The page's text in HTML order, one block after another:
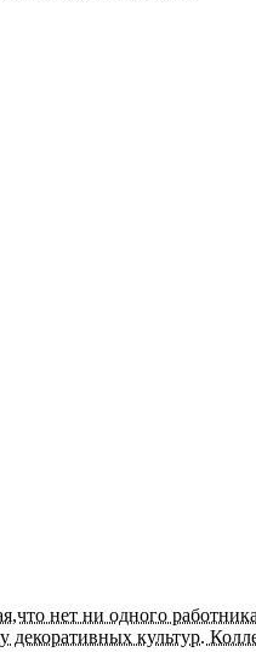
нет ни одного
культур.